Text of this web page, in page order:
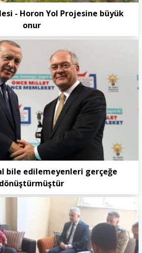
- Horon Yol Projesine büyük
onur
bile edilemeyenleri gerçeğe
dönüştürmüştür